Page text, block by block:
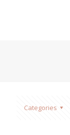
Categories